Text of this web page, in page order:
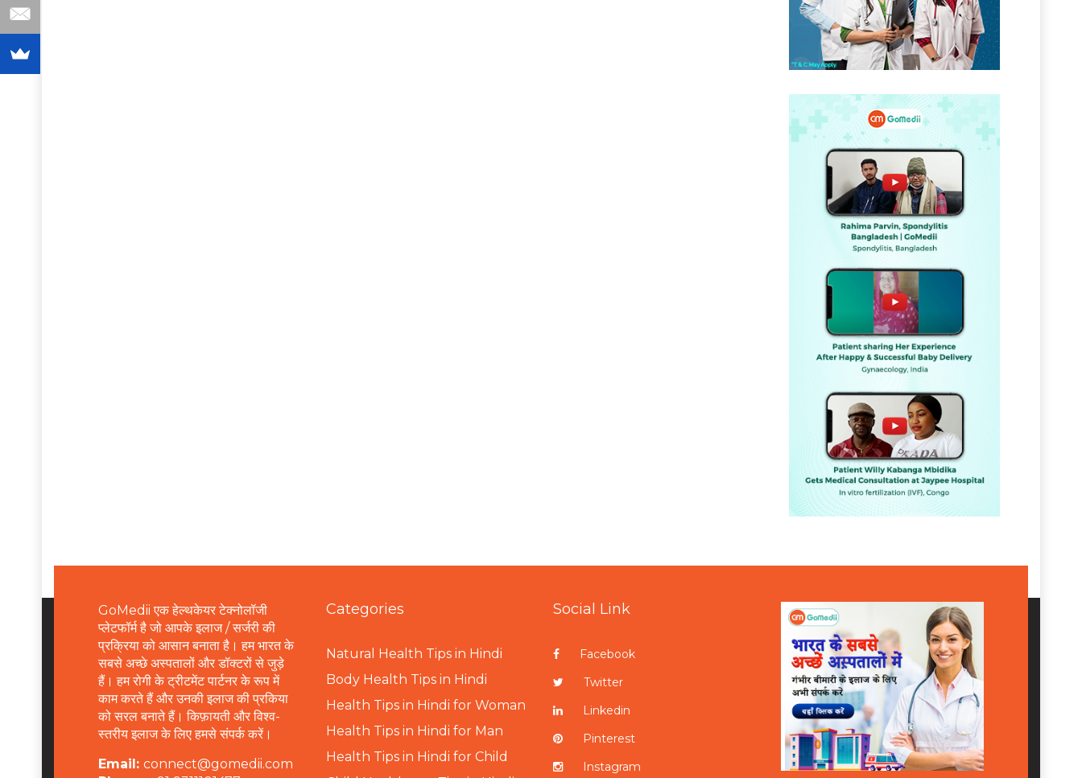
GoMedii एक हेल्थकेयर टेक्नोलॉजी
प्लेटफॉर्म है जो आपके इलाज / सर्जरी की
प्रक्रिया को आसान बनाता है। हम भारत के
सबसे अच्छे अस्पतालों और डॉक्टरों से जुड़े
हैं। हम रोगी के ट्रीटमेंट पार्टनर के रूप में
काम करते हैं और उनकी इलाज की प्रकिया
को सरल बनाते हैं। किफ़ायती और विश्व-
स्तरीय इलाज के लिए हमसे संपर्क करें।
Email: connect@gomedii.com
Categories
Natural Health Tips in Hindi
Body Health Tips in Hindi
Health Tips in Hindi for Woman
Health Tips in Hindi for Man
Health Tips in Hindi for Child
Social Link
Facebook
Twitter
Linkedin
Pinterest
Instagram